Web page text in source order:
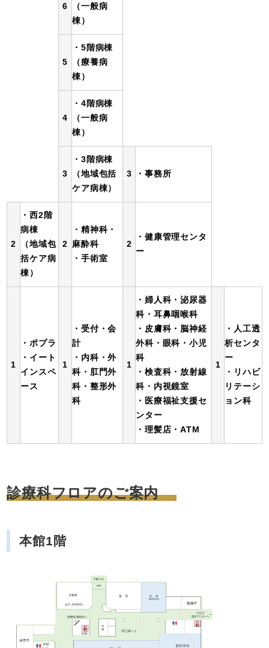
6
（一般病
棟）
5
・5階病棟
（療養病
棟）
4
・4階病棟
（一般病
棟）
3
・3階病棟
（地域包括
ケア病棟）
3 ・事務所
2
・西2階
病棟
（地域包
括ケア病
棟）
2
・精神科・
麻酔科
・手術室
2
・健康管理センタ
ー
1
・ポプラ
・イート
インスペ
ース
1
・受付・会
計
・内科・外
科・肛門外
科・整形外
科
1
・婦人科・泌尿器
科・耳鼻咽喉科
・皮膚科・脳神経
外科・眼科・小児
科
・検査科・放射線
科・内視鏡室
・医療福祉支援セ
ンター
・理髪店・ATM
1
・人工透
析センタ
ー
・リハビ
リテーシ
ョン科
診療科フロアのご案内
本館1階